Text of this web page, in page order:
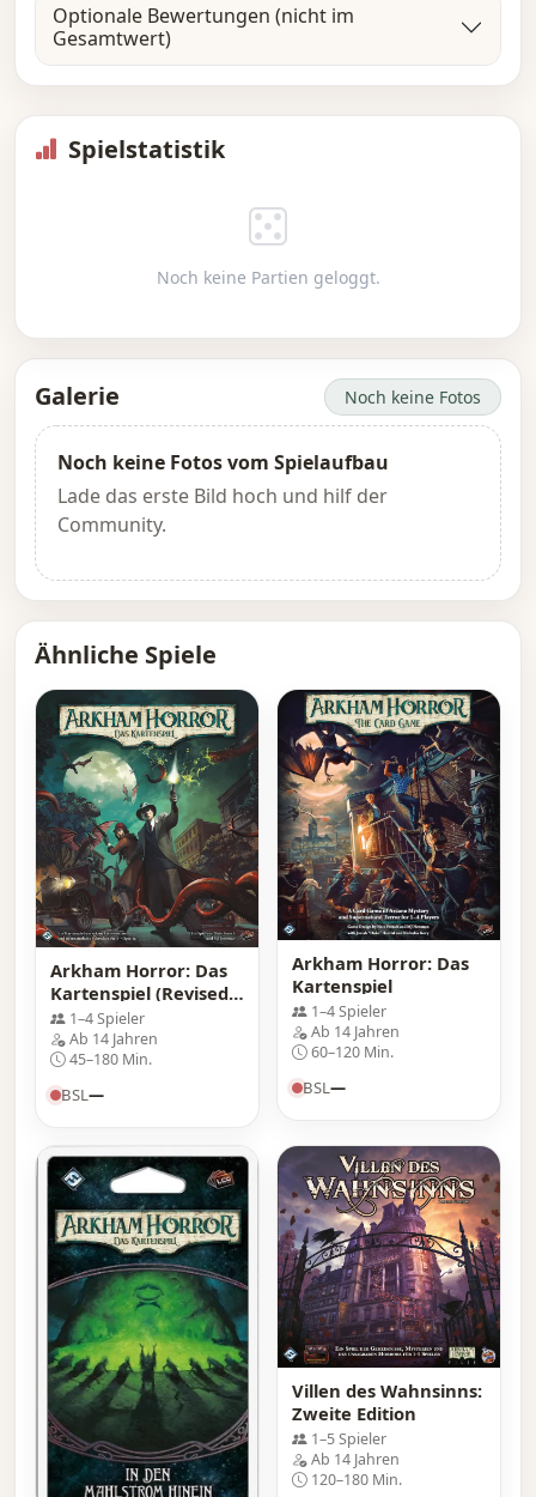
Optionale Bewertungen (nicht im
Gesamtwert)
Spielstatistik
Noch keine Partien geloggt.
Galerie Noch keine Fotos
Noch keine Fotos vom Spielaufbau
Lade das erste Bild hoch und hilf der
Community.
Ähnliche Spiele
Arkham Horror: Das
Kartenspiel (Revised
Edition)
1–4 Spieler
Ab 14 Jahren
45–180 Min.
BSL—
Arkham Horror: Das
Kartenspiel
1–4 Spieler
Ab 14 Jahren
60–120 Min.
BSL—
Villen des Wahnsinns:
Zweite Edition
1–5 Spieler
Ab 14 Jahren
120–180 Min.